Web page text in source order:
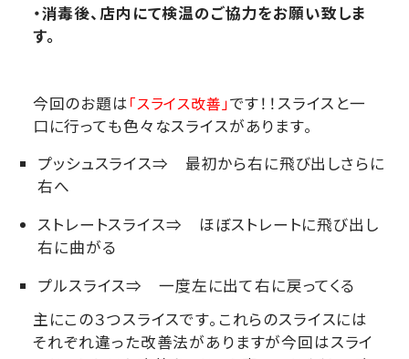
・消毒後、店内にて検温のご協力をお願い致しま
す。
今回のお題は「スライス改善」です！！スライスと一
口に行っても色々なスライスがあります。
プッシュスライス⇒ 最初から右に飛び出しさらに
右へ
ストレートスライス⇒ ほぼストレートに飛び出し
右に曲がる
プルスライス⇒ 一度左に出て右に戻ってくる
主にこの３つスライスです。これらのスライスには
それぞれ違った改善法がありますが今回はスライ